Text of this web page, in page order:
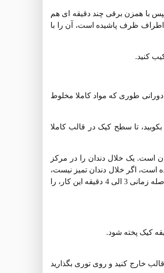
با همزن برقی چند دقیقه ای هم
ظرف پاشیده است، آن را با
دورانى طورى كه مواد کاملا مخلوط
تا سطح کیک در قالب کاملا
است. یک خلال دندان را در مرکز
است، اگر خلال دندان تمیز نیست،
کیک را به داخل فر بازگردانید و اجازه دهید بیشتر بپزد. به یاد داشته باشید که زمان‌سنج را دوباره تنظیم کنید. به فاصله زمانی 3 الی 4 دقیقه این کار، را
سپس کیک را از قالب خارج کنید و روی توری بگذارید